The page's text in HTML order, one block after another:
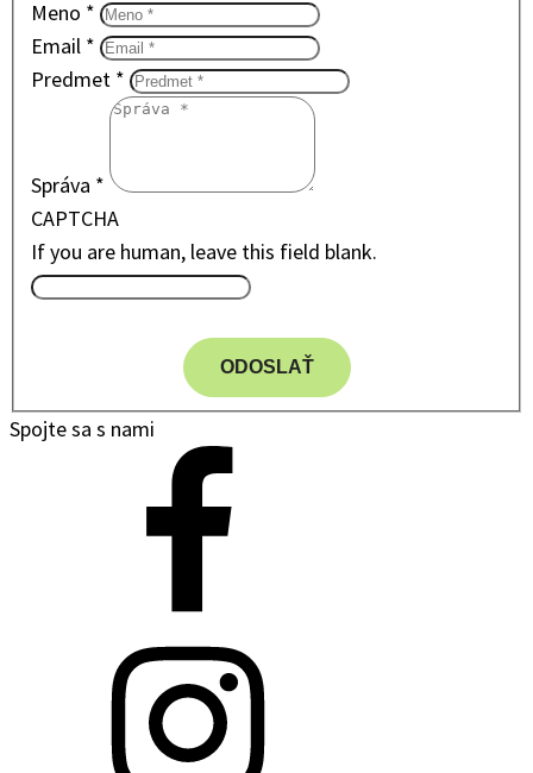
Meno *
Email *
Predmet *
Správa *
CAPTCHA
If you are human, leave this field blank.
ODOSLAŤ
Spojte sa s nami